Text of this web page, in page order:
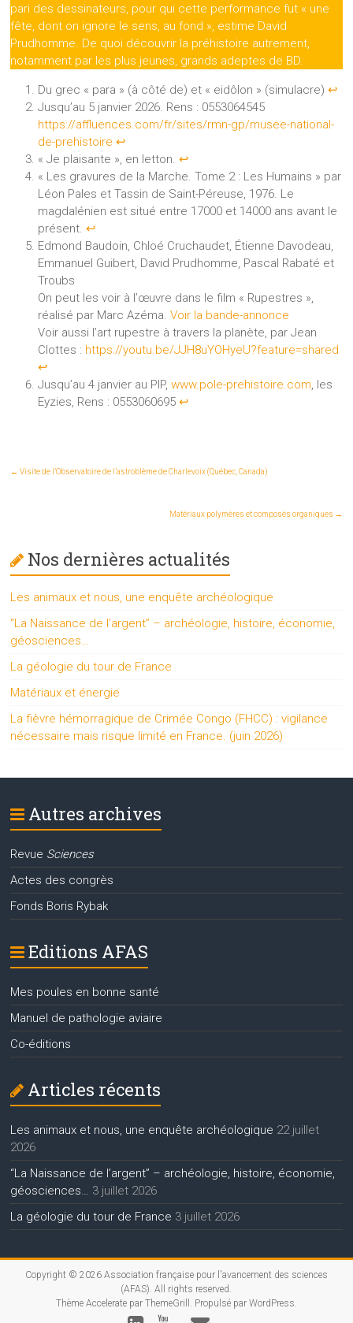
pari des dessinateurs, pour qui cette performance fut « une
fête, dont on ignore le sens, au fond », estime David
Prudhomme. De quoi découvrir la préhistoire autrement,
notamment par les plus jeunes, grands adeptes de BD.
Du grec « para » (à côté de) et « eidôlon » (simulacre)↩︎
Jusqu’au 5 janvier 2026. Rens : 0553064545
https://affluences.com/fr/sites/rmn-gp/musee-national-
de-prehistoire ↩︎
« Je plaisante », en letton.↩︎
« Les gravures de la Marche. Tome 2 : Les Humains » par
Léon Pales et Tassin de Saint-Péreuse, 1976. Le
magdalénien est situé entre 17000 et 14000 ans avant le
présent.↩︎
Edmond Baudoin, Chloé Cruchaudet, Étienne Davodeau,
Emmanuel Guibert, David Prudhomme, Pascal Rabaté et
Troubs
On peut les voir à l’œuvre dans le film « Rupestres »,
réalisé par Marc Azéma.Voir la bande-annonce
Voir aussi l’art rupestre à travers la planète, par Jean
Clottes : https://youtu.be/JJH8uYOHyeU?feature=shared
↩︎
Jusqu’au 4 janvier au PIP,www.pole-prehistoire.com , les
Eyzies, Rens : 0553060695↩︎
← Visite de l’Observatoire de l’astroblème de Charlevoix (Québec, Canada)
Matériaux polymères et composés organiques →
Nos dernières actualités
Les animaux et nous, une enquête archéologique
“La Naissance de l’argent” – archéologie, histoire, économie,
géosciences…
La géologie du tour de France
Matériaux et énergie
La fièvre hémorragique de Crimée Congo (FHCC) : vigilance
nécessaire mais risque limité en France. (juin 2026)
Autres archives
Revue Sciences
Actes des congrès
Fonds Boris Rybak
Editions AFAS
Mes poules en bonne santé
Manuel de pathologie aviaire
Co-éditions
Articles récents
Les animaux et nous, une enquête archéologique 22 juillet
2026
“La Naissance de l’argent” – archéologie, histoire, économie,
géosciences…
3 juillet 2026
La géologie du tour de France 3 juillet 2026
Copyright © 2026 Association française pour l'avancement des sciences
(AFAS) . All rights reserved.
Thème Acceleratepar ThemeGrill. Propulsé par WordPress